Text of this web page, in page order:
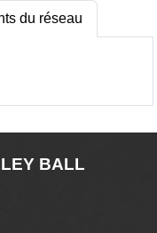
du réseau
BALL